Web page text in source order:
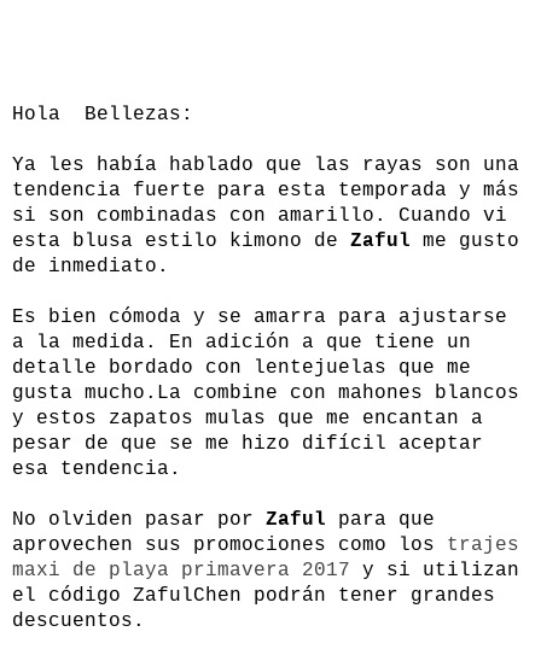
Hola Bellezas:
Ya les había hablado que las rayas son una
tendencia fuerte para esta temporada y más
si son combinadas con amarillo. Cuando vi
esta blusa estilo kimono de Zaful me gusto
de inmediato.
Es bien cómoda y se amarra para ajustarse
a la medida. En adición a que tiene un
detalle bordado con lentejuelas que me
gusta mucho.La combine con mahones blancos
y estos zapatos mulas que me encantan a
pesar de que se me hizo difícil aceptar
esa tendencia.
No olviden pasar por Zaful para que
aprovechen sus promociones como los trajes
maxi de playa primavera 2017 y si utilizan
el código ZafulChen podrán tener grandes
descuentos.